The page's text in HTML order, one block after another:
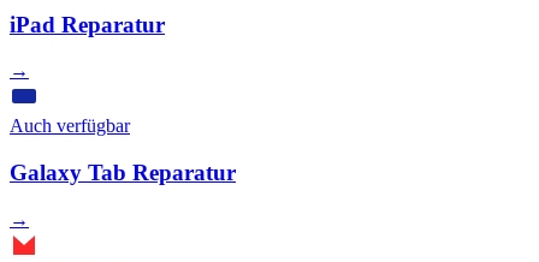
iPad Reparatur
→
Auch verfügbar
Galaxy Tab Reparatur
→